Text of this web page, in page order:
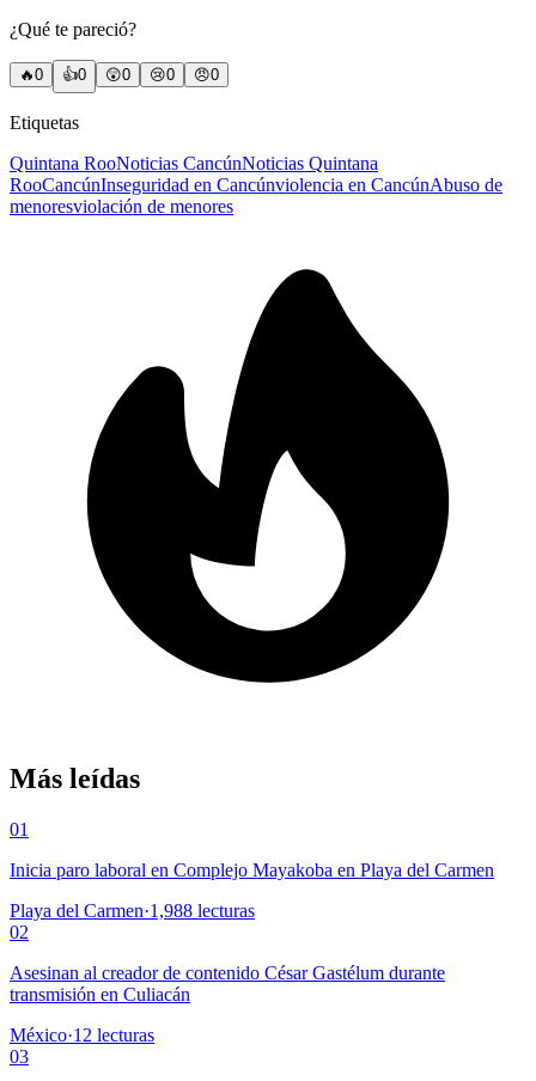
¿Qué te pareció?
🔥0 👍0 😲0 😢0 😠0
Etiquetas
Quintana RooNoticias CancúnNoticias Quintana
RooCancúnInseguridad en Cancúnviolencia en CancúnAbuso de
menoresviolación de menores
Más leídas
01
Inicia paro laboral en Complejo Mayakoba en Playa del Carmen
Playa del Carmen·1,988 lecturas
02
Asesinan al creador de contenido César Gastélum durante
transmisión en Culiacán
México·12 lecturas
03